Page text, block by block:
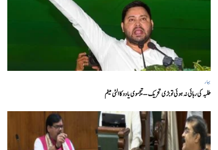
بہار
طلبہ کی رہائی نہ ہوئی تو بڑی تحریک – تیجسوی یادو کا الٹی میٹم